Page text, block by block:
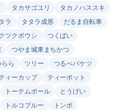
タカサゴユリ
タカノハススキ
ラ タタラ成形
だるま自転車
ツクボウシ
つくばい
つやま城東まちかつ
ら ツリー
つるべバケツ
ィーカップ
ティーポット
トーテムポール
とうげい
トルコブルー
トンボ